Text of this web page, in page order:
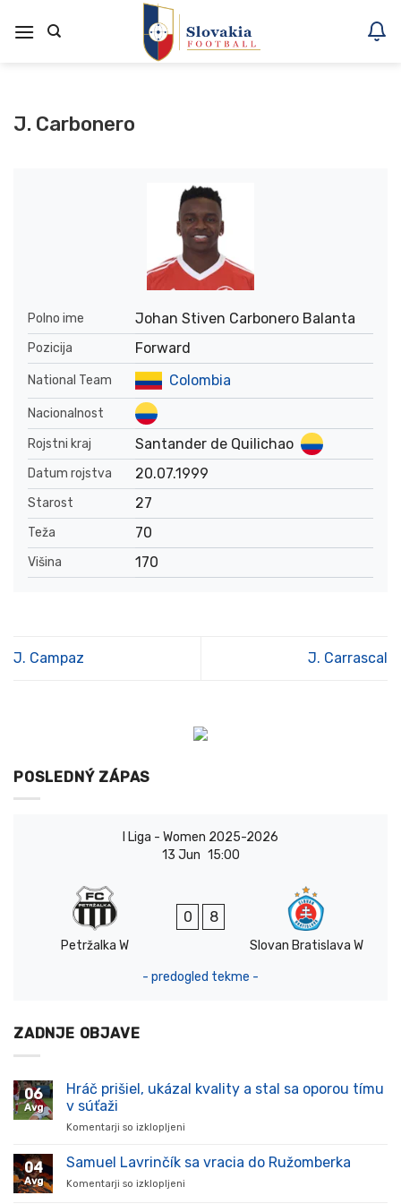
na
J. Carbonero
Polno ime Johan Stiven Carbonero Balanta
Pozicija Forward
National Team Colombia
Nacionalnost
Rojstni kraj
Santander de Quilichao
Datum rojstva 20.07.1999
Starost 27
Teža 70
Višina 170
J. Campaz J. Carrascal
POSLEDNÝ ZÁPAS
I Liga - Women 2025-2026
13 Jun 15:00
Petržalka W
0 8
Slovan Bratislava W
- predogled tekme -
ZADNJE OBJAVE
06
Avg
Hráč prišiel, ukázal kvality a stal sa oporou tímu
v súťaži
Komentarji so izklopljeni
prišiel,
04
Avg
Samuel Lavrinčík sa vracia do Ružomberka
Komentarji so izklopljeni